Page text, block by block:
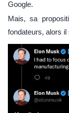
Google.
Mais, sa
fondateurs, alors il